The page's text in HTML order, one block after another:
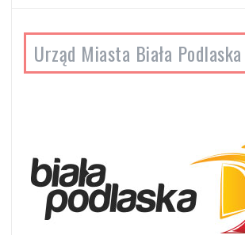
Urząd Miasta Biała Podlaska